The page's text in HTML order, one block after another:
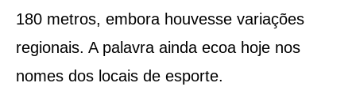
180 metros, embora houvesse variações
regionais. A palavra ainda ecoa hoje nos
nomes dos locais de esporte.